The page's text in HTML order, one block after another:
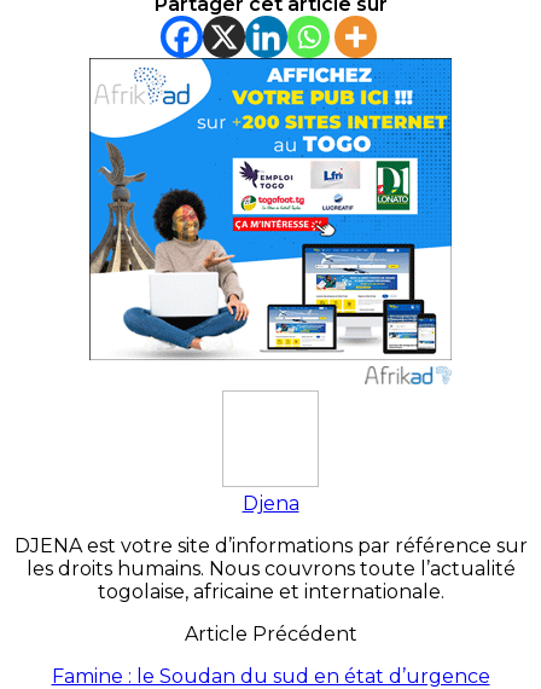
Djena
DJENA est votre site d’informations par référence sur
les droits humains. Nous couvrons toute l’actualité
togolaise, africaine et internationale.
Article Précédent
Famine : le Soudan du sud en état d’urgence